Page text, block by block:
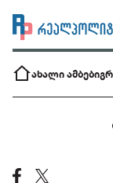
ახალი ამბები